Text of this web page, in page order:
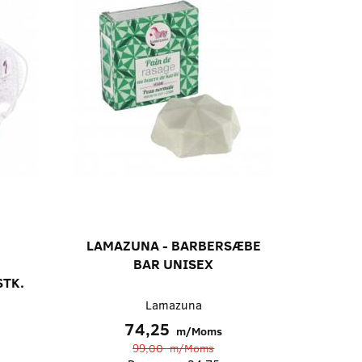
LAMAZUNA - BARBERSÆBE
BAR UNISEX
Lamazuna
74,25 m/Moms
99,00m/Moms